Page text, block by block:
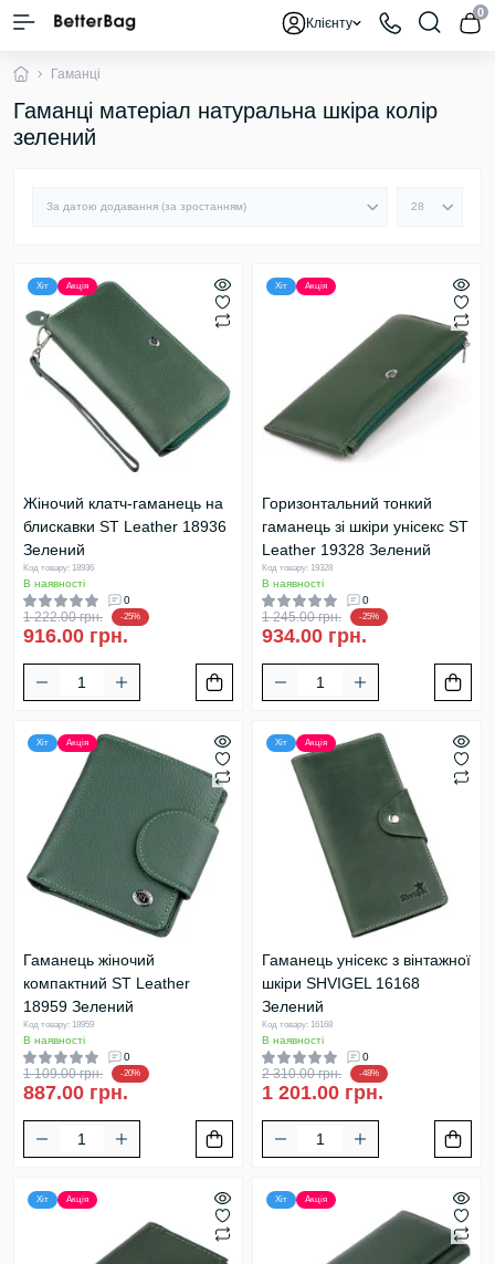
Клієнту
0
Гаманці
Гаманці матеріал натуральна шкіра колір
зелений
Хіт Акція
Жіночий клатч-гаманець на
блискавки ST Leather 18936
Зелений
Код товару: 18936
В наявності
0
1 222.00 грн. -25%
916.00 грн.
Хіт Акція
Горизонтальний тонкий
гаманець зі шкіри унісекс ST
Leather 19328 Зелений
Код товару: 19328
В наявності
0
1 245.00 грн. -25%
934.00 грн.
Хіт Акція
Гаманець жіночий
компактний ST Leather
18959 Зелений
Код товару: 18959
В наявності
0
1 109.00 грн. -20%
887.00 грн.
Хіт Акція
Гаманець унісекс з вінтажної
шкіри SHVIGEL 16168
Зелений
Код товару: 16168
В наявності
0
2 310.00 грн. -48%
1 201.00 грн.
Хіт Акція Хіт Акція